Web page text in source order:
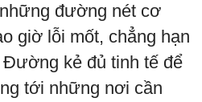
đường nét cơ
giờ lỗi mốt, chẳng hạn
kẻ đủ tinh tế để
tới những nơi cần